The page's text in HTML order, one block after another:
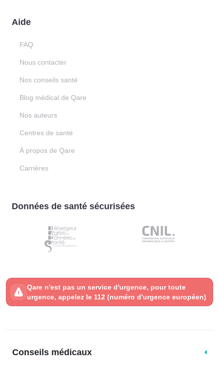
Aide
FAQ
Nous contacter
Nos conseils santé
Blog médical de Qare
Nos auteurs
Centres de santé
À propos de Qare
Carrières
Données de santé sécurisées
Qare n'est pas un service d'urgence, pour toute
urgence, appelez le 112 (numéro d'urgence européen)
Conseils médicaux